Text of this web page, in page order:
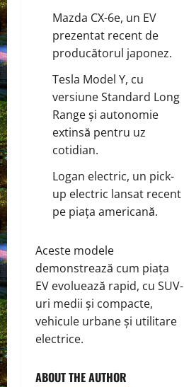
Mazda CX-6e, un EV
prezentat recent de
producătorul japonez.
Tesla Model Y, cu
versiune Standard Long
Range și autonomie
extinsă pentru uz
cotidian.
Logan electric, un pick-
up electric lansat recent
pe piața americană.
Aceste modele
demonstrează cum piața
EV evoluează rapid, cu SUV-
uri medii și compacte,
vehicule urbane și utilitare
electrice.
ABOUT THE AUTHOR